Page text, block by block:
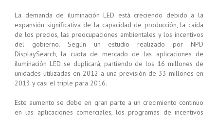
La demanda de iluminación LED está creciendo debido a la
expansión significativa de la capacidad de producción, la caída
de los precios, las preocupaciones ambientales y los incentivos
del gobierno. Según un estudio realizado por NPD
DisplaySearch, la cuota de mercado de las aplicaciones de
iluminación LED se duplicará, partiendo de los 16 millones de
unidades utilizadas en 2012 a una previsión de 33 millones en
2013 y casi el triple para 2016.
Este aumento se debe en gran parte a un crecimiento continuo
en las aplicaciones comerciales, los programas de incentivos